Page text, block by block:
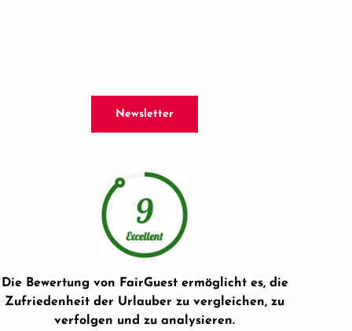
Newsletter
Die Bewertung von FairGuest ermöglicht es, die
Zufriedenheit der Urlauber zu vergleichen, zu
verfolgen und zu analysieren.